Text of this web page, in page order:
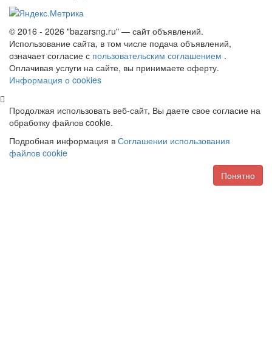
© 2016 - 2026 "bazarsng.ru" — сайт объявлений.
Использование сайта, в том числе подача объявлений,
означает согласие с пользовательским соглашением .
Оплачивая услуги на сайте, вы принимаете оферту.
Информация о cookies
Продолжая использовать веб-сайт, Вы даете свое согласие на
обработку файлов cookie.
Подробная информация в Соглашении использования
файлов cookie
Понятно